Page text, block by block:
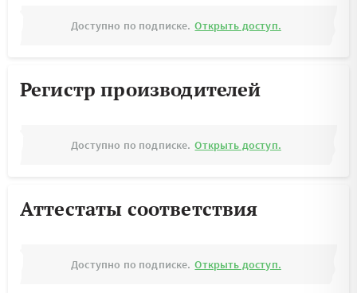
Доступно по подписке. Открыть доступ.
Регистр производителей
Доступно по подписке. Открыть доступ.
Аттестаты соответствия
Доступно по подписке. Открыть доступ.